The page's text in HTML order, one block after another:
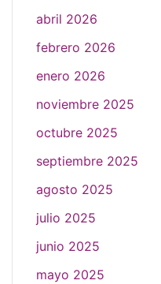
abril 2026
febrero 2026
enero 2026
noviembre 2025
octubre 2025
septiembre 2025
agosto 2025
julio 2025
junio 2025
mayo 2025